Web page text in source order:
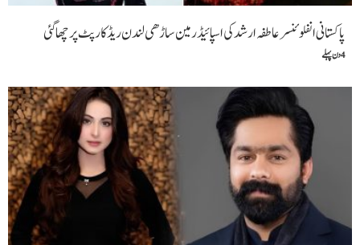
پاکستانی انفلوئنسر عاطفہ ارشد کی اسپائیڈر مین ساڑھی لندن ریڈ کارپٹ پر چھا گئی
4 دن پہلے